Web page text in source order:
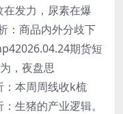
发力，尿素在爆
：商品内外分歧下
期货短
，夜盘思
本周周线收k梳
生猪的产业逻辑。